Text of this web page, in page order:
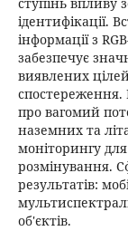
ідентифікації.
інформації з
забезпечує
виявлених
спостереження.
про вагомий
наземних та
моніторингу
розмінування.
результатів:
об'єктів.